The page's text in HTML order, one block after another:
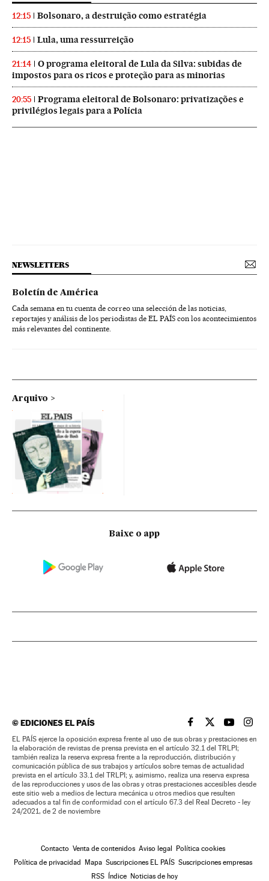
12:15 Bolsonaro, a destruição como estratégia
12:15 Lula, uma ressurreição
21:14
O programa eleitoral de Lula da Silva: subidas de
impostos para os ricos e proteção para as minorias
20:55
Programa eleitoral de Bolsonaro: privatizações e
privilégios legais para a Polícia
NEWSLETTERS
Boletín de América
Cada semana en tu cuenta de correo una selección de las noticias,
reportajes y análisis de los periodistas de EL PAÍS con los acontecimientos
más relevantes del continente.
Arquivo
Baixe o app
©EDICIONES EL PAÍS EL PAÍS BRASIL EN
EL PAÍSEL PAÍS
EL
EL PAÍS ejerce la oposición expresa frente al uso de sus obras y prestaciones en
la elaboración de revistas de prensa prevista en el artículo 32.1 del TRLPI;
también realiza la reserva expresa frente a la reproducción, distribución y
comunicación pública de sus trabajos y artículos sobre temas de actualidad
prevista en el artículo 33.1 del TRLPI; y, asimismo, realiza una reserva expresa
de las reproducciones y usos de las obras y otras prestaciones accesibles desde
este sitio web a medios de lectura mecánica u otros medios que resulten
adecuados a tal fin de conformidad con el artículo 67.3 del Real Decreto - ley
24/2021, de 2 de noviembre
Contacto Venta de contenidos Aviso legal Política cookies
Política de privacidad Mapa Suscripciones EL PAÍS Suscripciones empresas
RSS Índice Noticias de hoy